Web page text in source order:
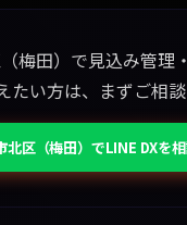
梅田）で見込み管理
たい方は、まずご相談
北区（梅田）でLINE DXを